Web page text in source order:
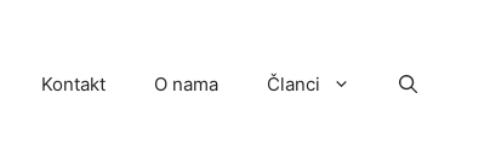
Kontakt O nama Članci